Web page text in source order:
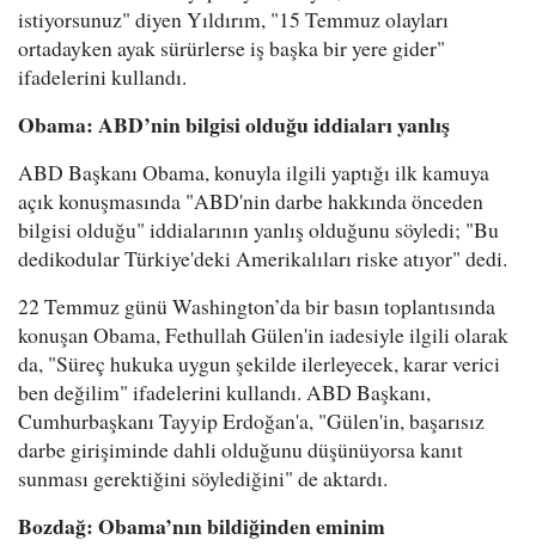
istiyorsunuz" diyen Yıldırım, "15 Temmuz olayları
ortadayken ayak sürürlerse iş başka bir yere gider"
ifadelerini kullandı.
Obama: ABD’nin bilgisi olduğu iddiaları yanlış
ABD Başkanı Obama, konuyla ilgili yaptığı ilk kamuya
açık konuşmasında "ABD'nin darbe hakkında önceden
bilgisi olduğu" iddialarının yanlış olduğunu söyledi; "Bu
dedikodular Türkiye'deki Amerikalıları riske atıyor" dedi.
22 Temmuz günü Washington’da bir basın toplantısında
konuşan Obama, Fethullah Gülen'in iadesiyle ilgili olarak
da, "Süreç hukuka uygun şekilde ilerleyecek, karar verici
ben değilim" ifadelerini kullandı. ABD Başkanı,
Cumhurbaşkanı Tayyip Erdoğan'a, "Gülen'in, başarısız
darbe girişiminde dahli olduğunu düşünüyorsa kanıt
sunması gerektiğini söylediğini" de aktardı.
Bozdağ: Obama’nın bildiğinden eminim